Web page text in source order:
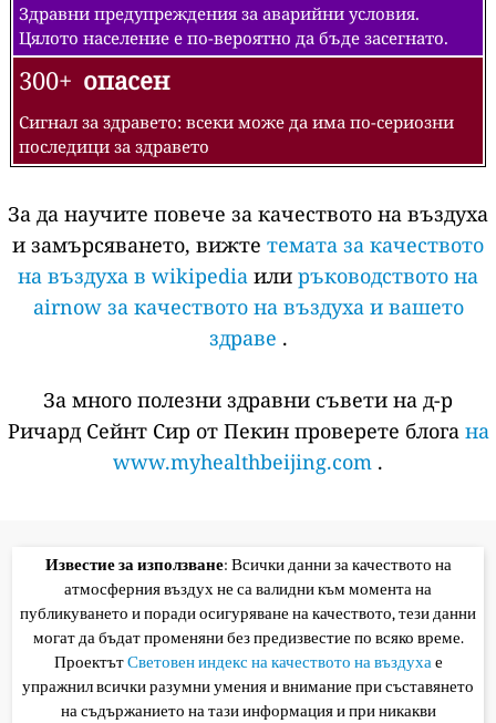
Здравни предупреждения за аварийни условия.
Цялото население е по-вероятно да бъде засегнато.
300+ опасен
Сигнал за здравето: всеки може да има по-сериозни
последици за здравето
За да научите повече за качеството на въздуха
и замърсяването, вижте темата за качеството
на въздуха в wikipedia или ръководството на
airnow за качеството на въздуха и вашето
здраве .
За много полезни здравни съвети на д-р
Ричард Сейнт Сир от Пекин проверете блога на
www.myhealthbeijing.com .
Известие за използване: Всички данни за качеството на
атмосферния въздух не са валидни към момента на
публикуването и поради осигуряване на качеството, тези данни
могат да бъдат променяни без предизвестие по всяко време.
ПроектътСветовен индекс на качеството на въздухае
упражнил всички разумни умения и внимание при съставянето
на съдържанието на тази информация и при никакви